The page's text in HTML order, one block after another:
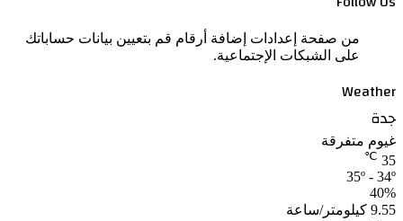
من صفحة إعدادات إضافة أرقام قم بتعيين بيانات حساباتك
على الشبكات الإجتماعية.
Weather
جدة
غيوم متفرقة
35
℃
35º - 34º
40%
9.55 كيلومتر/ساعة